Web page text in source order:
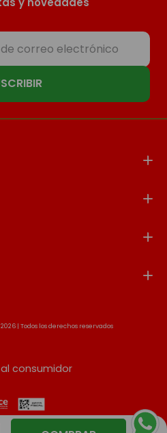
| Todos los derechos reservados
consumidor